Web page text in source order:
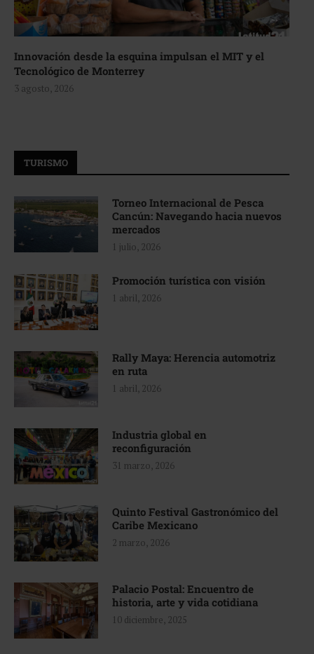
Innovación desde la esquina impulsan el MIT y el
Tecnológico de Monterrey
3 agosto, 2026
TURISMO
Torneo Internacional de Pesca
Cancún: Navegando hacia nuevos
mercados
1 julio, 2026
Promoción turística con visión
1 abril, 2026
Rally Maya: Herencia automotriz
en ruta
1 abril, 2026
Industria global en
reconfiguración
31 marzo, 2026
Quinto Festival Gastronómico del
Caribe Mexicano
2 marzo, 2026
Palacio Postal: Encuentro de
historia, arte y vida cotidiana
10 diciembre, 2025